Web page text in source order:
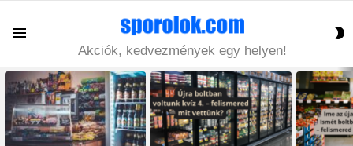
Akciók, kedvezmények egy helyen!
LATEST
STORIES